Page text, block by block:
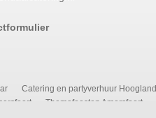
Catering en partyverhuur Hoogland
Themafeesten Amersfoort